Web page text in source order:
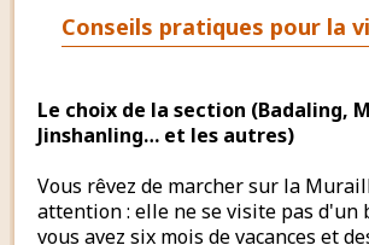
Conseils pratiques pour la
Le choix de la section (Badaling,
Jinshanling… et les autres)
Vous rêvez de marcher sur la
attention : elle ne se visite pas d'un
vous avez six mois de vacances et